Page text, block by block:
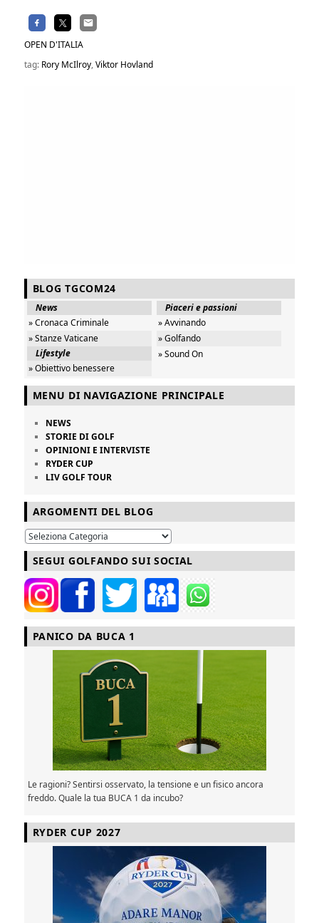
OPEN D'ITALIA
tag: Rory McIlroy,Viktor Hovland
BLOG TGCOM24
News
» Cronaca Criminale
» Stanze Vaticane
Lifestyle
» Obiettivo benessere
Piaceri e passioni
» Avvinando
» Golfando
» Sound On
MENU DI NAVIGAZIONE PRINCIPALE
NEWS
STORIE DI GOLF
OPINIONI E INTERVISTE
RYDER CUP
LIV GOLF TOUR
ARGOMENTI DEL BLOG
SEGUI GOLFANDO SUI SOCIAL
PANICO DA BUCA 1
Le ragioni? Sentirsi osservato, la tensione e un fisico ancora
freddo. Quale la tua BUCA 1 da incubo?
RYDER CUP 2027